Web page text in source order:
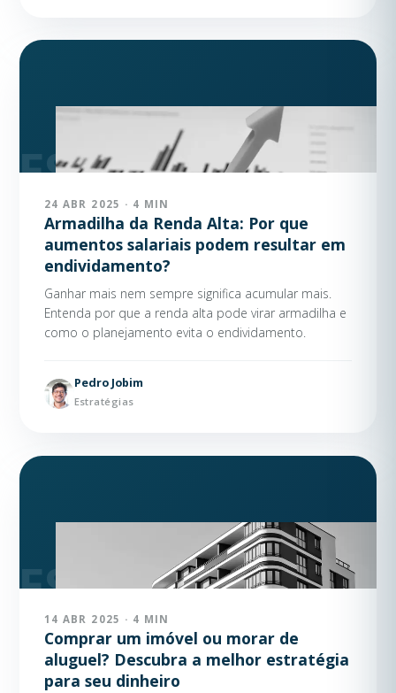
24 ABR 2025 · 4 MIN
Armadilha da Renda Alta: Por que
aumentos salariais podem resultar em
endividamento?
Ganhar mais nem sempre significa acumular mais.
Entenda por que a renda alta pode virar armadilha e
como o planejamento evita o endividamento.
Pedro Jobim
Estratégias
14 ABR 2025 · 4 MIN
Comprar um imóvel ou morar de
aluguel? Descubra a melhor estratégia
para seu dinheiro